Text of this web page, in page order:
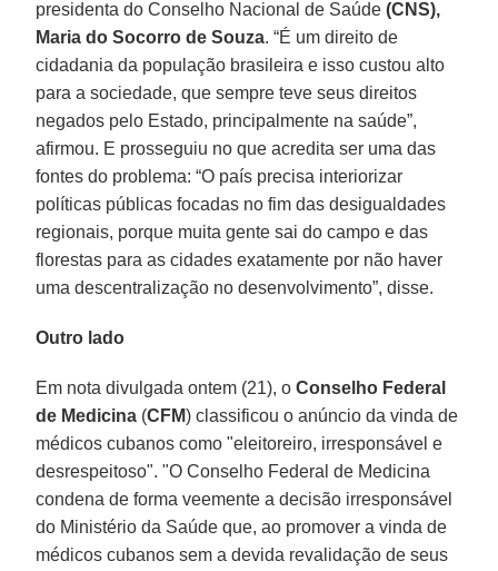
presidenta do Conselho Nacional de Saúde(CNS),
Maria do Socorro de Souza. “É um direito de
cidadania da população brasileira e isso custou alto
para a sociedade, que sempre teve seus direitos
negados pelo Estado, principalmente na saúde”,
afirmou. E prosseguiu no que acredita ser uma das
fontes do problema: “O país precisa interiorizar
políticas públicas focadas no fim das desigualdades
regionais, porque muita gente sai do campo e das
florestas para as cidades exatamente por não haver
uma descentralização no desenvolvimento”, disse.
Outro lado
Em nota divulgada ontem (21), oConselho Federal
de Medicina (CFM) classificou o anúncio da vinda de
médicos cubanos como "eleitoreiro, irresponsável e
desrespeitoso". "O Conselho Federal de Medicina
condena de forma veemente a decisão irresponsável
do Ministério da Saúde que, ao promover a vinda de
médicos cubanos sem a devida revalidação de seus